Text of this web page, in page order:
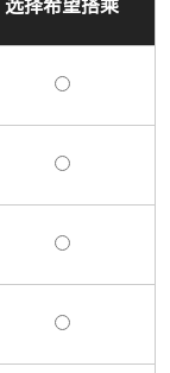
选择希望搭乘